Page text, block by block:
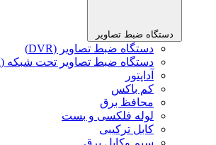
دستگاه ضبط تصاویر
دستگاه ضبط تصاویر (DVR)
دستگاه ضبط تصاویر تحت شبکه (NVR)
آداپتور
کم باکس
محافظ برق
لوله فلکسی و بست
کابل ترکیبی
سیم وکابل برق